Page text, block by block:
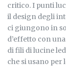
critico. I punti
il design degli
ci giungono in
d’effetto con
di fili di lucine
che si usano per